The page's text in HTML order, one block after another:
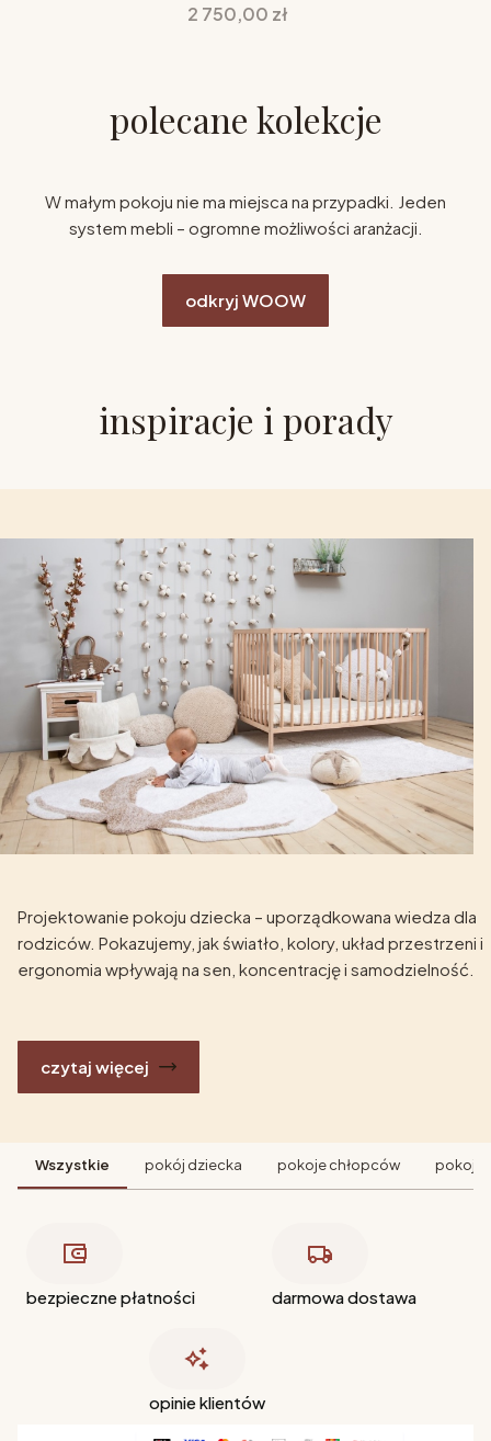
Cena
2 750,00 zł
polecane kolekcje
W małym pokoju nie ma miejsca na przypadki. Jeden
system mebli – ogromne możliwości aranżacji.
odkryj WOOW
inspiracje i porady
Projektowanie pokoju dziecka – uporządkowana wiedza dla
rodziców. Pokazujemy, jak światło, kolory, układ przestrzeni i
ergonomia wpływają na sen, koncentrację i samodzielność.
czytaj więcej
Wszystkie pokój dziecka pokoje chłopców pokoje
bezpieczne płatności darmowa dostawa
opinie klientów